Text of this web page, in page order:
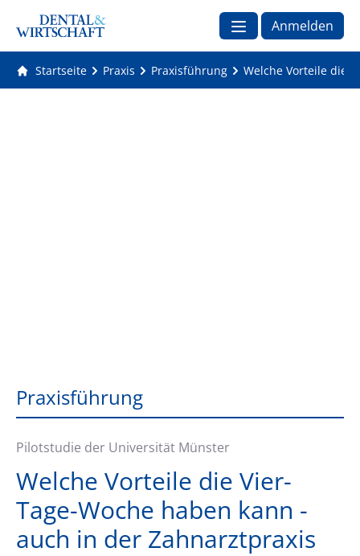
Anmelden
Startseite Praxis Praxisführung Welche Vorteile die
Praxisführung
Pilotstudie der Universität Münster
Welche Vorteile die Vier-
Tage-Woche haben kann -
auch in der Zahnarztpraxis